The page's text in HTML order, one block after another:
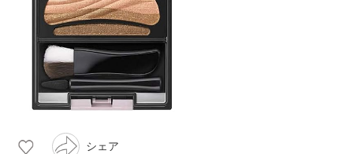
シェア